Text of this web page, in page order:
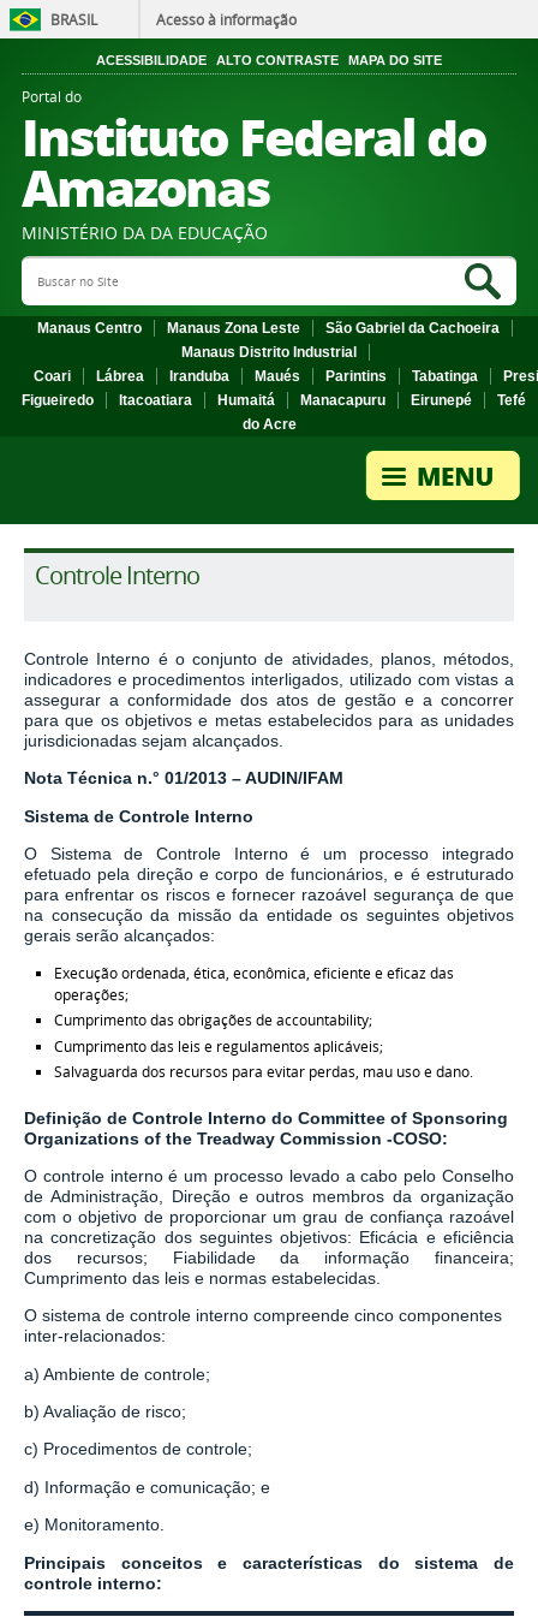
BRASIL Acesso à informação
ACESSIBILIDADE ALTO CONTRASTE MAPA DO SITE
Portal do
Instituto Federal do
Amazonas
MINISTÉRIO DA DA EDUCAÇÃO
Search Site
Manaus Centro Manaus Zona Leste
São Gabriel da Cachoeira
Manaus Distrito Industrial
Coari
Lábrea Iranduba Maués Parintins Tabatinga
Figueiredo
Itacoatiara Humaitá Manacapuru Eirunepé
Tefé
do Acre
Controle Interno
Controle Interno é o conjunto de atividades, planos, métodos,
indicadores e procedimentos interligados, utilizado com vistas a
assegurar a conformidade dos atos de gestão e a concorrer
para que os objetivos e metas estabelecidos para as unidades
jurisdicionadas sejam alcançados.
Nota Técnica n.° 01/2013 – AUDIN/IFAM
Sistema de Controle Interno
O Sistema de Controle Interno é um processo integrado
efetuado pela direção e corpo de funcionários, e é estruturado
para enfrentar os riscos e fornecer razoável segurança de que
na consecução da missão da entidade os seguintes objetivos
gerais serão alcançados:
Execução ordenada, ética, econômica, eficiente e eficaz das
operações;
Cumprimento das obrigações de accountability;
Cumprimento das leis e regulamentos aplicáveis;
Salvaguarda dos recursos para evitar perdas, mau uso e dano.
Definição de Controle Interno do Committee of Sponsoring
Organizations of the Treadway Commission -COSO:
O controle interno é um processo levado a cabo pelo Conselho
de Administração, Direção e outros membros da organização
com o objetivo de proporcionar um grau de confiança razoável
na concretização dos seguintes objetivos: Eficácia e eficiência
dos recursos; Fiabilidade da informação financeira;
Cumprimento das leis e normas estabelecidas.
O sistema de controle interno compreende cinco componentes
inter-relacionados:
a) Ambiente de controle;
b) Avaliação de risco;
c) Procedimentos de controle;
d) Informação e comunicação; e
e) Monitoramento.
Principais conceitos e características do sistema de
controle interno: